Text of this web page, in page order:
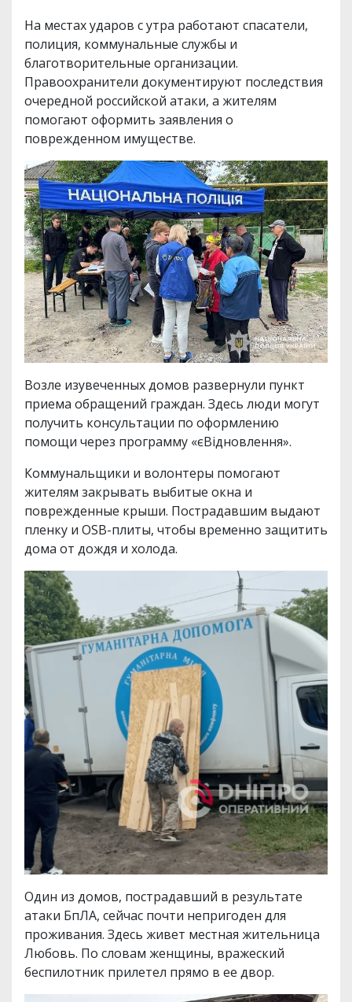
На местах ударов с утра работают спасатели,
полиция, коммунальные службы и
благотворительные организации.
Правоохранители документируют последствия
очередной российской атаки, а жителям
помогают оформить заявления о
поврежденном имуществе.
Возле изувеченных домов развернули пункт
приема обращений граждан. Здесь люди могут
получить консультации по оформлению
помощи через программу «єВідновлення».
Коммунальщики и волонтеры помогают
жителям закрывать выбитые окна и
поврежденные крыши. Пострадавшим выдают
пленку и OSB-плиты, чтобы временно защитить
дома от дождя и холода.
Один из домов, пострадавший в результате
атаки БпЛА, сейчас почти непригоден для
проживания. Здесь живет местная жительница
Любовь. По словам женщины, вражеский
беспилотник прилетел прямо в ее двор.